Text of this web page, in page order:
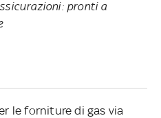
pronti a
le forniture di gas via